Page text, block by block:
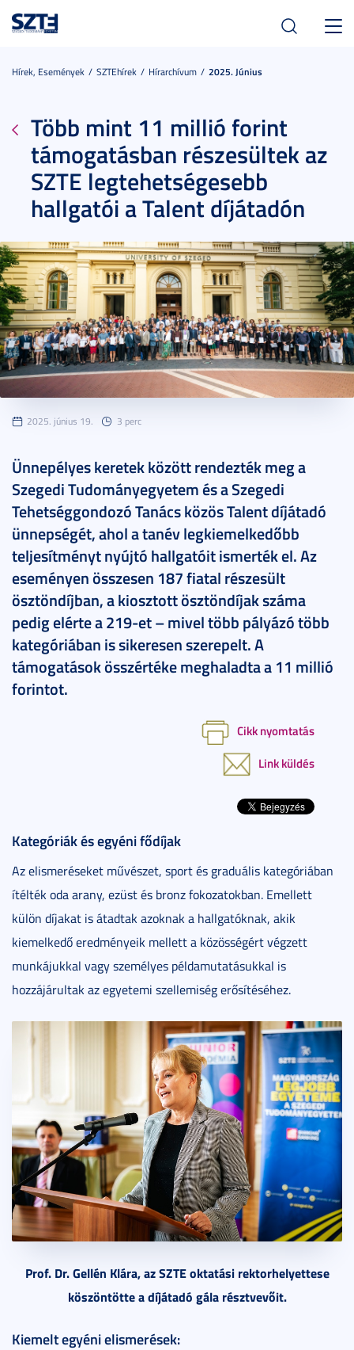
Hírek, Események SZTEhírek Hírarchívum 2025. Június
Több mint 11 millió forint
támogatásban részesültek az
SZTE legtehetségesebb
hallgatói a Talent díjátadón
2025. június 19. 3 perc
Ünnepélyes keretek között rendezték meg a
Szegedi Tudományegyetem és a Szegedi
Tehetséggondozó Tanács közös Talent díjátadó
ünnepségét, ahol a tanév legkiemelkedőbb
teljesítményt nyújtó hallgatóit ismerték el. Az
eseményen összesen 187 fiatal részesült
ösztöndíjban, a kiosztott ösztöndíjak száma
pedig elérte a 219-et – mivel több pályázó több
kategóriában is sikeresen szerepelt. A
támogatások összértéke meghaladta a 11 millió
forintot.
Cikk nyomtatás
Link küldés
Kategóriák és egyéni fődíjak
Az elismeréseket művészet, sport és graduális kategóriában
ítélték oda arany, ezüst és bronz fokozatokban. Emellett
külön díjakat is átadtak azoknak a hallgatóknak, akik
kiemelkedő eredményeik mellett a közösségért végzett
munkájukkal vagy személyes példamutatásukkal is
hozzájárultak az egyetemi szellemiség erősítéséhez.
Prof. Dr. Gellén Klára, az SZTE oktatási rektorhelyettese
köszöntötte a díjátadó gála résztvevőit.
Kiemelt egyéni elismerések: